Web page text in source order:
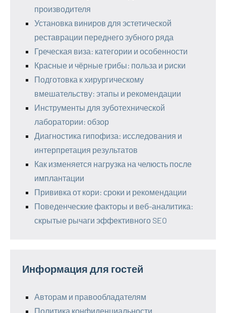
производителя
Установка виниров для эстетической
реставрации переднего зубного ряда
Греческая виза: категории и особенности
Красные и чёрные грибы: польза и риски
Подготовка к хирургическому
вмешательству: этапы и рекомендации
Инструменты для зуботехнической
лаборатории: обзор
Диагностика гипофиза: исследования и
интерпретация результатов
Как изменяется нагрузка на челюсть после
имплантации
Прививка от кори: сроки и рекомендации
Поведенческие факторы и веб-аналитика:
скрытые рычаги эффективного SEO
Информация для гостей
Авторам и правообладателям
Политика конфиденциальности